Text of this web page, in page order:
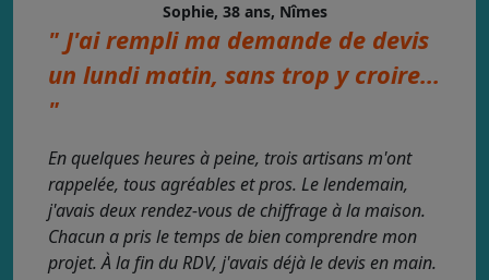
Sophie, 38 ans, Nîmes
" J'ai rempli ma demande de devis
un lundi matin, sans trop y croire...
"
En quelques heures à peine, trois artisans m'ont
rappelée, tous agréables et pros. Le lendemain,
j'avais deux rendez-vous de chiffrage à la maison.
Chacun a pris le temps de bien comprendre mon
projet. À la fin du RDV, j'avais déjà le devis en main.